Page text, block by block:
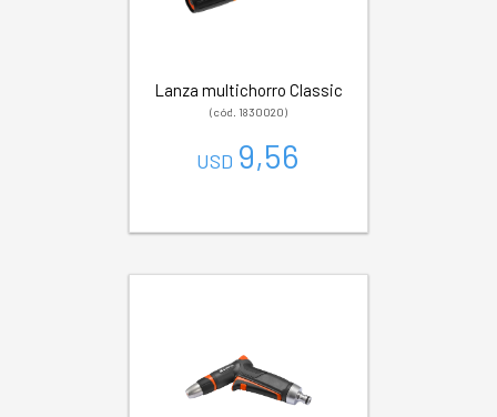
Lanza multichorro Classic
(cód. 1830020)
USD 9,56